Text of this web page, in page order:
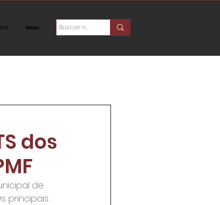
Mais
dos
de
principais